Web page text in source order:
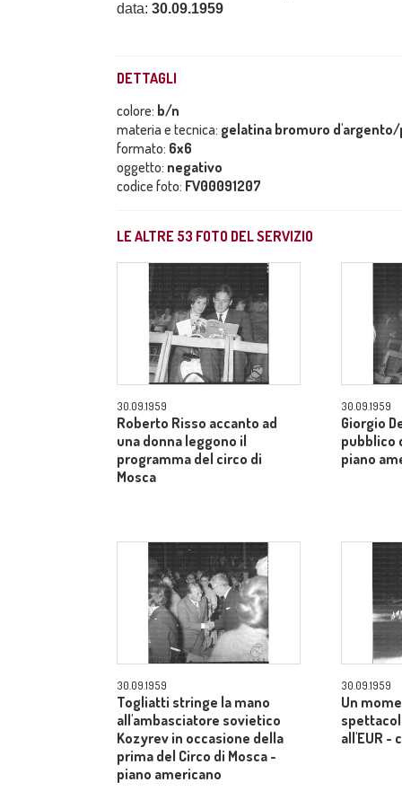
data: 30.09.1959
DETTAGLI
colore: b/n
materia e tecnica: gelatina bromuro
formato: 6x6
oggetto: negativo
codice foto: FV00091207
LE ALTRE 53 FOTO DEL SERVIZIO
30.09.1959
Roberto Risso accanto ad
una donna leggono il
programma del circo di
Mosca
30.09.1959
Giorgio
pubblico
piano
30.09.1959
Togliatti stringe la mano
all'ambasciatore sovietico
Kozyrev in occasione della
prima del Circo di Mosca -
piano americano
30.09.1959
Un
all'EUR -